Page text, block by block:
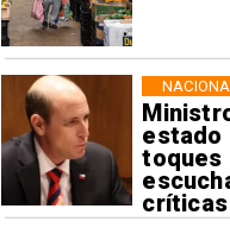
estado
toques
críticas